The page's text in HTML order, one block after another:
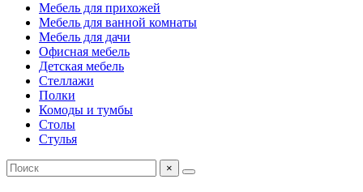
Мебель для прихожей
Мебель для ванной комнаты
Мебель для дачи
Офисная мебель
Детская мебель
Стеллажи
Полки
Комоды и тумбы
Столы
Стулья
×